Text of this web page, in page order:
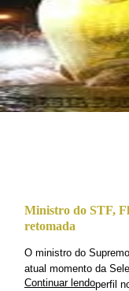
Ministro do STF,
retomada
O ministro do
atual momento da
perfil
Continuar lendo